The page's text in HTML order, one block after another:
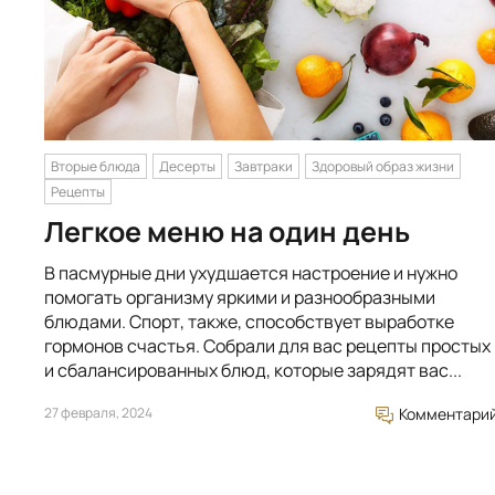
Вторые блюда Десерты Завтраки
Здоровый образ жизни
Рецепты
Легкое меню на один день
В пасмурные дни ухудшается настроение и нужно
помогать организму яркими и разнообразными
блюдами. Спорт, также, способствует выработке
гормонов счастья. Собрали для вас рецепты простых
и сбалансированных блюд, которые зарядят вас...
27 февраля, 2024